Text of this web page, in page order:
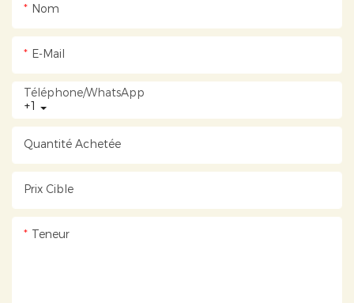
Nom
E-Mail
+1
Téléphone/WhatsApp
Quantité Achetée
Prix ​​cible
Teneur